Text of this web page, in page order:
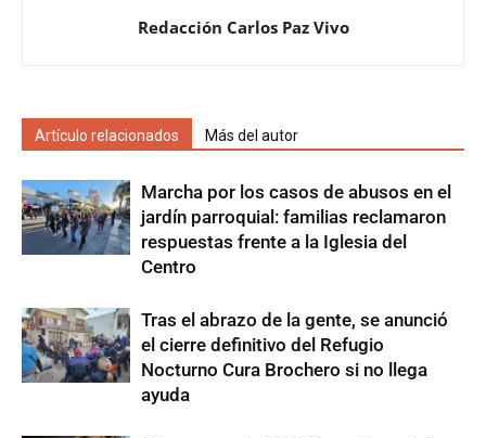
Redacción Carlos Paz Vivo
Artículo relacionados Más del autor
Marcha por los casos de abusos en el
jardín parroquial: familias reclamaron
respuestas frente a la Iglesia del
Centro
Tras el abrazo de la gente, se anunció
el cierre definitivo del Refugio
Nocturno Cura Brochero si no llega
ayuda